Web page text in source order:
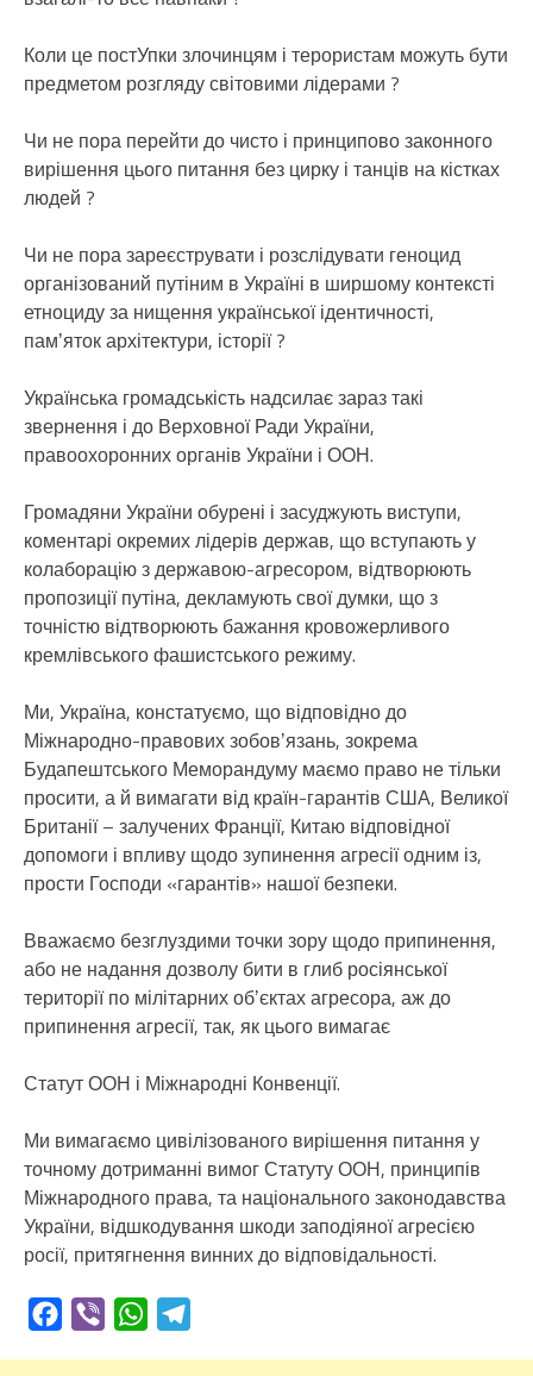
Коли це постУпки злочинцям і терористам можуть бути
предметом розгляду світовими лідерами ?
Чи не пора перейти до чисто і принципово законного
вирішення цього питання без цирку і танців на кістках
людей ?
Чи не пора зареєструвати і розслідувати геноцид
організований путіним в Україні в ширшому контексті
етноциду за нищення української ідентичності,
памʼяток архітектури, історії ?
Українська громадськість надсилає зараз такі
звернення і до Верховної Ради України,
правоохоронних органів України і ООН.
Громадяни України обурені і засуджують виступи,
коментарі окремих лідерів держав, що вступають у
колаборацію з державою-агресором, відтворюють
пропозиції путіна, декламують свої думки, що з
точністю відтворюють бажання кровожерливого
кремлівського фашистського режиму.
Ми, Україна, констатуємо, що відповідно до
Міжнародно-правових зобовʼязань, зокрема
Будапештського Меморандуму маємо право не тільки
просити, а й вимагати від країн-гарантів США, Великої
Британії – залучених Франції, Китаю відповідної
допомоги і впливу щодо зупинення агресії одним із,
прости Господи «гарантів» нашої безпеки.
Вважаємо безглуздими точки зору щодо припинення,
або не надання дозволу бити в глиб росіянської
території по мілітарних обʼєктах агресора, аж до
припинення агресії, так, як цього вимагає
Статут ООН і Міжнародні Конвенції.
Ми вимагаємо цивілізованого вирішення питання у
точному дотриманні вимог Статуту ООН, принципів
Міжнародного права, та національного законодавства
України, відшкодування шкоди заподіяної агресією
росії, притягнення винних до відповідальності.
Facebook
Viber WhatsApp